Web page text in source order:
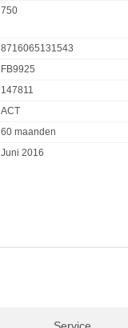
750
8716065131543
FB9925
147811
ACT
60 maanden
Juni 2016